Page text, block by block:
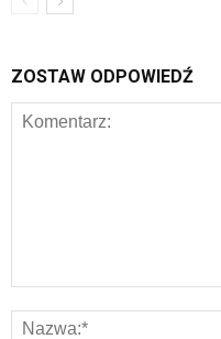
ZOSTAW ODPOWIEDŹ